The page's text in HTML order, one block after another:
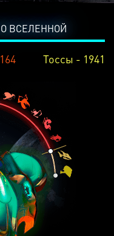
ВСЕЛЕННОЙ
Тоссы - 1941